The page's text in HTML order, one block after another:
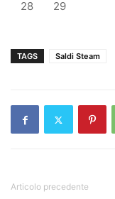
28 29
TAGS Saldi Steam
Articolo precedente